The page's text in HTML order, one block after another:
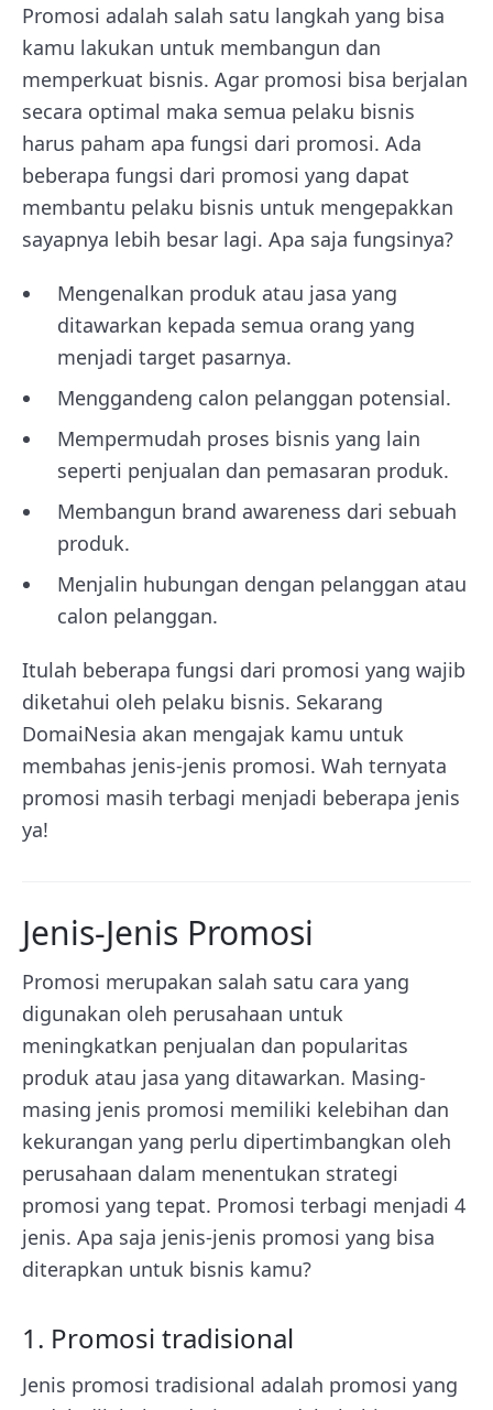
Promosi adalah salah satu langkah yang bisa
kamu lakukan untuk membangun dan
memperkuat bisnis. Agar promosi bisa berjalan
secara optimal maka semua pelaku bisnis
harus paham apa fungsi dari promosi. Ada
beberapa fungsi dari promosi yang dapat
membantu pelaku bisnis untuk mengepakkan
sayapnya lebih besar lagi. Apa saja fungsinya?
Mengenalkan produk atau jasa yang
ditawarkan kepada semua orang yang
menjadi target pasarnya.
Menggandeng calon pelanggan potensial.
Mempermudah proses bisnis yang lain
seperti penjualan dan pemasaran produk.
Membangun brand awareness dari sebuah
produk.
Menjalin hubungan dengan pelanggan atau
calon pelanggan.
Itulah beberapa fungsi dari promosi yang wajib
diketahui oleh pelaku bisnis. Sekarang
DomaiNesia akan mengajak kamu untuk
membahas jenis-jenis promosi. Wah ternyata
promosi masih terbagi menjadi beberapa jenis
ya!
Jenis-Jenis Promosi
Promosi merupakan salah satu cara yang
digunakan oleh perusahaan untuk
meningkatkan penjualan dan popularitas
produk atau jasa yang ditawarkan. Masing-
masing jenis promosi memiliki kelebihan dan
kekurangan yang perlu dipertimbangkan oleh
perusahaan dalam menentukan strategi
promosi yang tepat. Promosi terbagi menjadi 4
jenis. Apa saja jenis-jenis promosi yang bisa
diterapkan untuk bisnis kamu?
1. Promosi tradisional
Jenis promosi tradisional adalah promosi yang